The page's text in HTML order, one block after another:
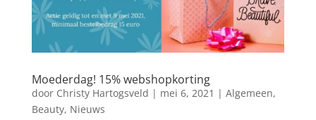
Moederdag! 15% webshopkorting
door Christy Hartogsveld | mei 6, 2021 | Algemeen,
Beauty, Nieuws